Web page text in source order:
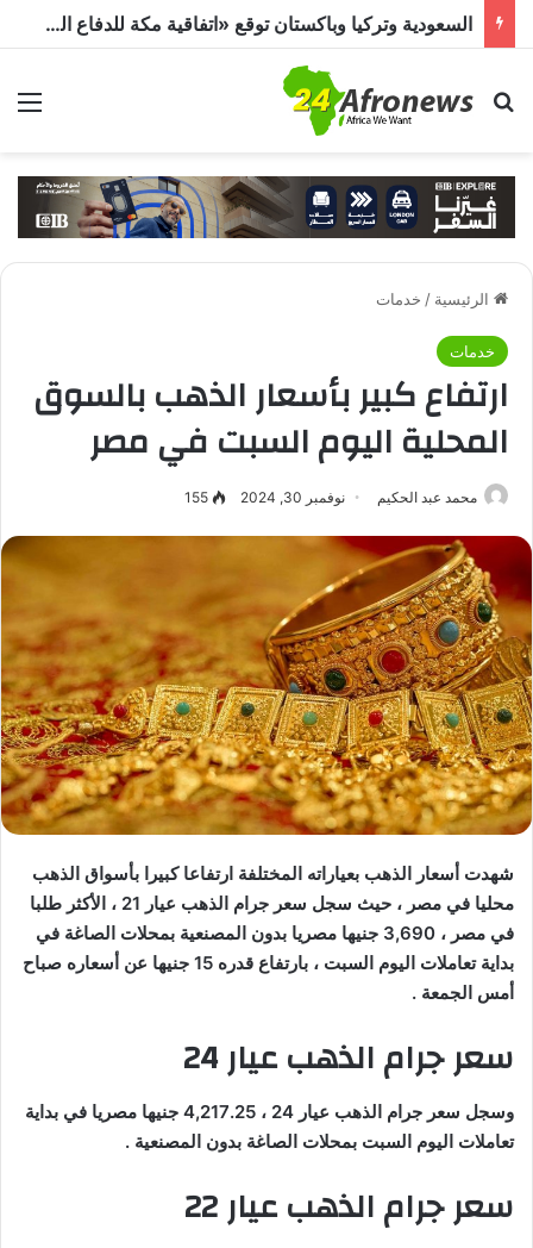
السعودية وتركيا وباكستان توقع «اتفاقية مكة للدفاع المشترك».. هجوم على دولة يُعد اعتداءً على الجميع
بحث عن
الرئيسية / خدمات
خدمات
ارتفاع كبير بأسعار الذهب بالسوق
المحلية اليوم السبت في مصر
محمد عبد الحكيم نوفمبر 30, 2024 155
شهدت أسعار الذهب بعياراته المختلفة ارتفاعا كبيرا بأسواق الذهب
محليا في مصر ، حيث سجل سعر جرام الذهب عيار 21 ، الأكثر طلبا
في مصر ، 3,690 جنيها مصريا بدون المصنعية بمحلات الصاغة في
بداية تعاملات اليوم السبت ، بارتفاع قدره 15 جنيها عن أسعاره صباح
أمس الجمعة .
سعر جرام الذهب عيار 24
وسجل سعر جرام الذهب عيار 24 ، 4,217.25 جنيها مصريا في بداية
تعاملات اليوم السبت بمحلات الصاغة بدون المصنعية .
سعر جرام الذهب عيار 22